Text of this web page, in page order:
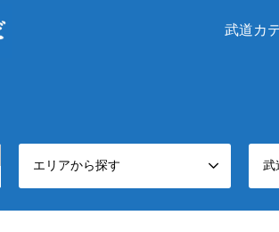
武道カ
エリアから探す 武